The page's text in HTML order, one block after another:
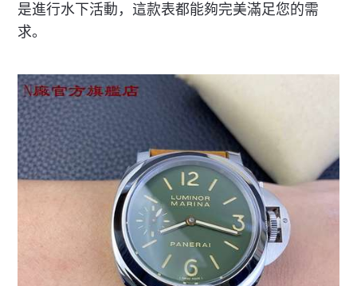
是進行水下活動，這款表都能夠完美滿足您的需
求。